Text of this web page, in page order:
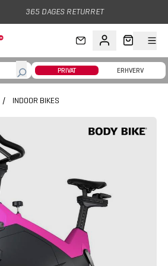
365 DAGES RETURRET
PRIVAT ERHVERV
/ INDOOR BIKES